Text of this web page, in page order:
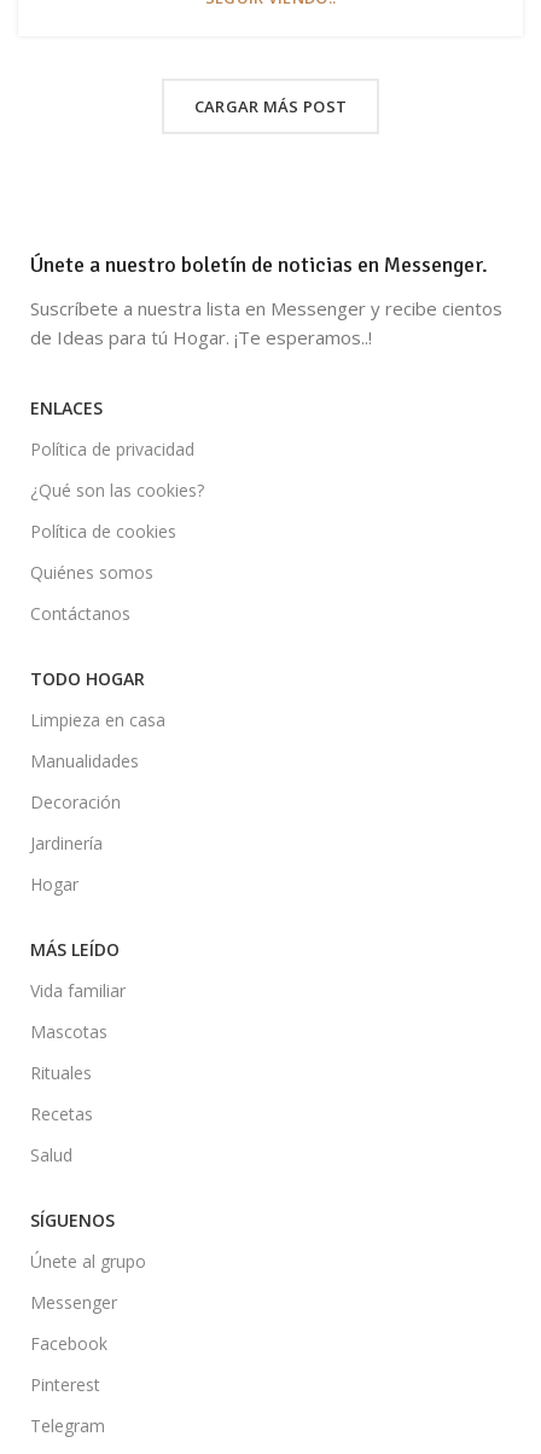
CARGAR MÁS POST
Únete a nuestro boletín de noticias en Messenger.
Suscríbete a nuestra lista en Messenger y recibe cientos
de Ideas para tú Hogar. ¡Te esperamos..!
ENLACES
Política de privacidad
¿Qué son las cookies?
Política de cookies
Quiénes somos
Contáctanos
TODO HOGAR
Limpieza en casa
Manualidades
Decoración
Jardinería
Hogar
MÁS LEÍDO
Vida familiar
Mascotas
Rituales
Recetas
Salud
SÍGUENOS
Únete al grupo
Messenger
Facebook
Pinterest
Telegram